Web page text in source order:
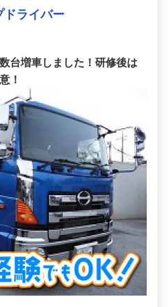
ドライバー
台増車しました！研修後は
！